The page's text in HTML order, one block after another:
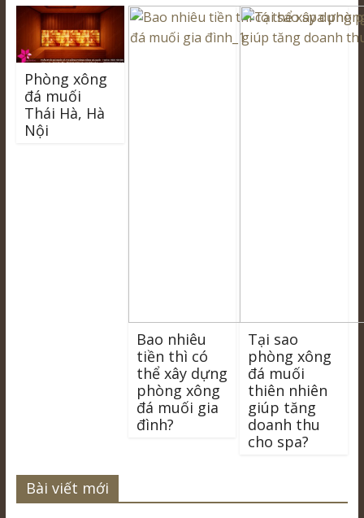
Phòng xông
đá muối
Thái Hà, Hà
Nội
Bao nhiêu
tiền thì có
thể xây dựng
phòng xông
đá muối gia
đình?
Tại sao
phòng xông
đá muối
thiên nhiên
giúp tăng
doanh thu
cho spa?
Bài viết mới